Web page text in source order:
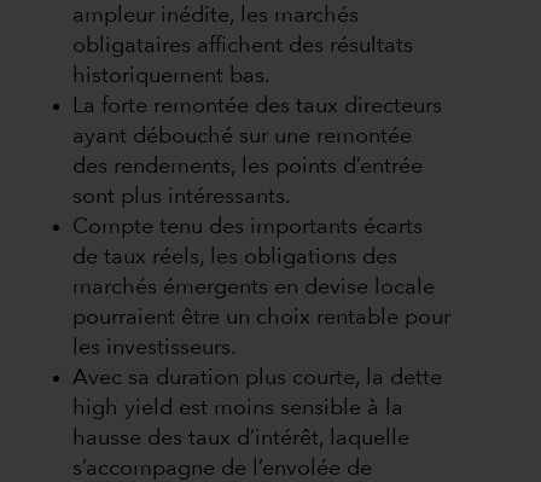
ampleur inédite, les marchés
obligataires affichent des résultats
historiquement bas.
La forte remontée des taux directeurs
ayant débouché sur une remontée
des rendements, les points d’entrée
sont plus intéressants.
Compte tenu des importants écarts
de taux réels, les obligations des
marchés émergents en devise locale
pourraient être un choix rentable pour
les investisseurs.
Avec sa duration plus courte, la dette
high yield est moins sensible à la
hausse des taux d’intérêt, laquelle
s’accompagne de l’envolée de